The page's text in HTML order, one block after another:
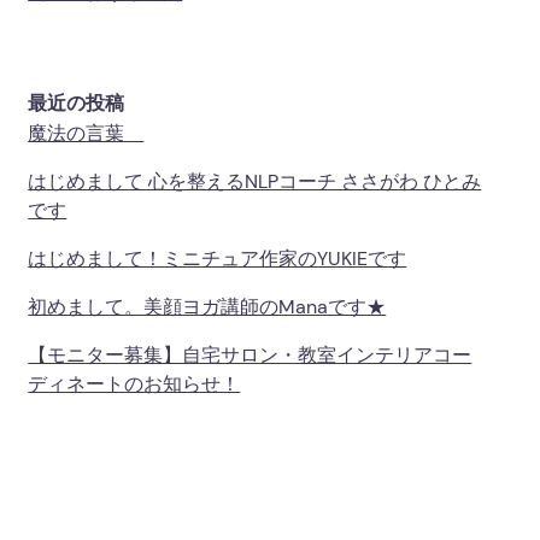
最近の投稿
魔法の言葉
はじめまして 心を整えるNLPコーチ ささがわ ひとみ
です
はじめまして！ミニチュア作家のYUKIEです
初めまして。美顔ヨガ講師のmanaです★
【モニター募集】自宅サロン・教室インテリアコー
ディネートのお知らせ！